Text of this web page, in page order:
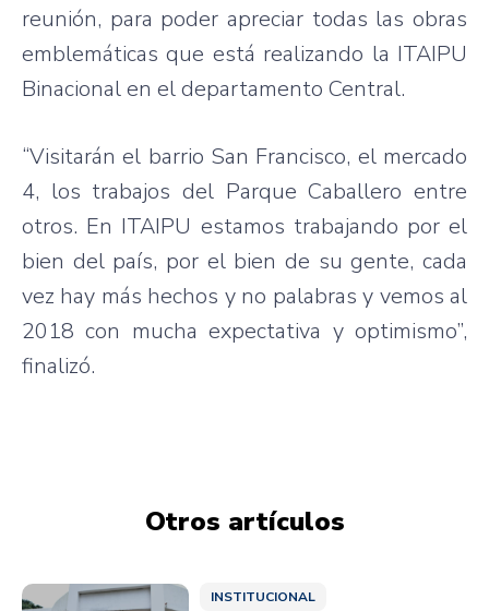
reunión, para poder apreciar todas las obras
emblemáticas que está realizando la ITAIPU
Binacional en el departamento Central.
“Visitarán el barrio San Francisco, el mercado
4, los trabajos del Parque Caballero entre
otros. En ITAIPU estamos trabajando por el
bien del país, por el bien de su gente, cada
vez hay más hechos y no palabras y vemos al
2018 con mucha expectativa y optimismo”,
finalizó.
Otros artículos
INSTITUCIONAL